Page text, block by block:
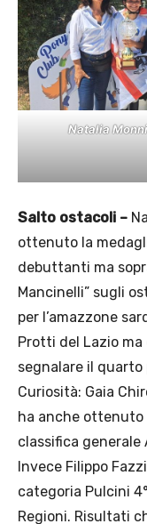
Natalia Monni
Salto ostacoli –
ottenuto la
debuttanti ma
Mancinelli” sugli
per l’amazzone
Protti del Lazio ma
segnalare il quarto
Curiosità: Gaia
ha anche ottenuto
classifica generale
Invece Filippo
categoria Pulcini
Regioni. Risultati